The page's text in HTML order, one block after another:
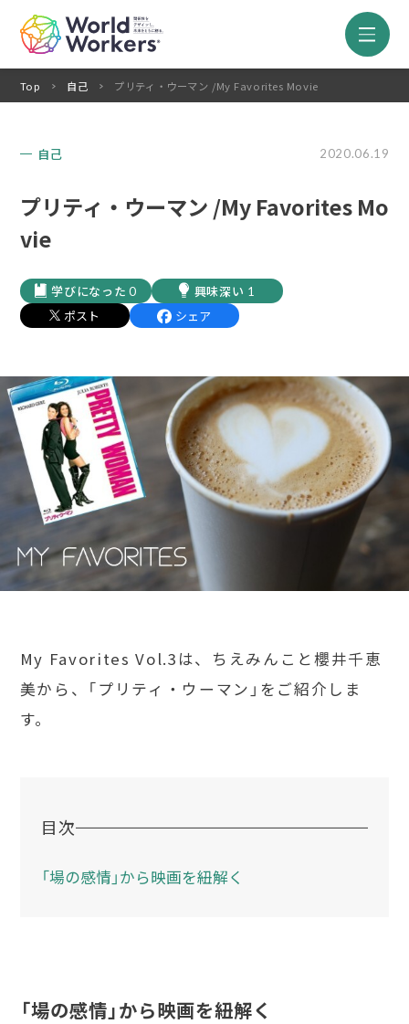
Top 自己 プリティ・ウーマン /My Favorites Movie
自己 2020.06.19
プリティ・ウーマン /My Favorites Mo
vie
0 1
ポスト シェア
My Favorites Vol.3は、ちえみんこと櫻井千恵
美から、「プリティ・ウーマン」をご紹介しま
す。
目次
「場の感情」から映画を紐解く
「場の感情」から映画を紐解く